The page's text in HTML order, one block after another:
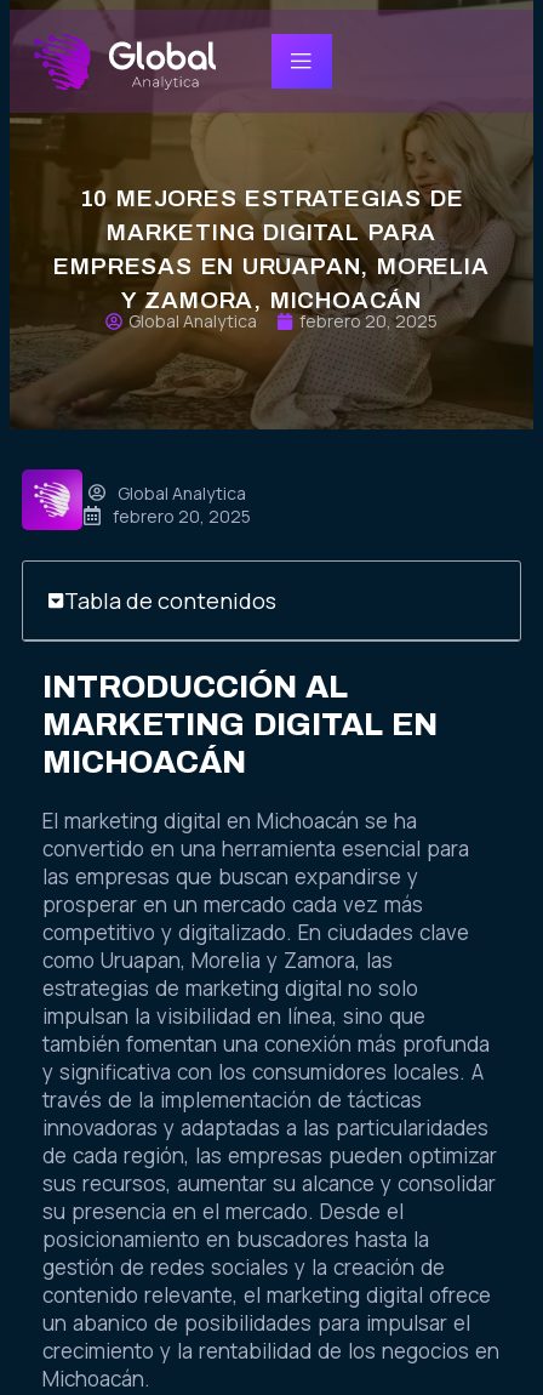
10 MEJORES ESTRATEGIAS DE
MARKETING DIGITAL PARA
EMPRESAS EN URUAPAN, MORELIA
Y ZAMORA, MICHOACÁN
Global Analytica febrero 20, 2025
Global Analytica
febrero 20, 2025
Tabla de contenidos
INTRODUCCIÓN AL
MARKETING DIGITAL EN
MICHOACÁN
El marketing digital en Michoacán se ha
convertido en una herramienta esencial para
las empresas que buscan expandirse y
prosperar en un mercado cada vez más
competitivo y digitalizado. En ciudades clave
como Uruapan, Morelia y Zamora, las
estrategias de marketing digital no solo
impulsan la visibilidad en línea, sino que
también fomentan una conexión más profunda
y significativa con los consumidores locales. A
través de la implementación de tácticas
innovadoras y adaptadas a las particularidades
de cada región, las empresas pueden optimizar
sus recursos, aumentar su alcance y consolidar
su presencia en el mercado. Desde el
posicionamiento en buscadores hasta la
gestión de redes sociales y la creación de
contenido relevante, el marketing digital ofrece
un abanico de posibilidades para impulsar el
crecimiento y la rentabilidad de los negocios en
Michoacán.